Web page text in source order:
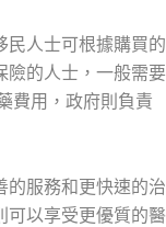
民人士可根據購買的
險的人士，一般需要
費用，政府則負責
的服務和更快速的治
可以享受更優質的醫